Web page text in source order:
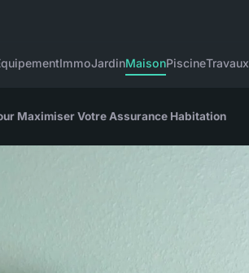
ImmoJardinMaisonPiscineTravaux
Maximiser Votre Assurance Habitation